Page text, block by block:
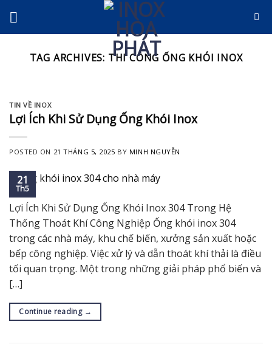
content
TAG ARCHIVES: THI CÔNG ỐNG KHÓI INOX
TIN VỀ INOX
Lợi Ích Khi Sử Dụng Ống Khói Inox
POSTED ON 21 THÁNG 5, 2025 BY MINH NGUYỄN
21
Th5
Lợi Ích Khi Sử Dụng Ống Khói Inox 304 Trong Hệ
Thống Thoát Khí Công Nghiệp Ống khói inox 304
trong các nhà máy, khu chế biến, xưởng sản xuất hoặc
bếp công nghiệp. Việc xử lý và dẫn thoát khí thải là điều
tối quan trọng. Một trong những giải pháp phổ biến và
[…]
Continue reading →